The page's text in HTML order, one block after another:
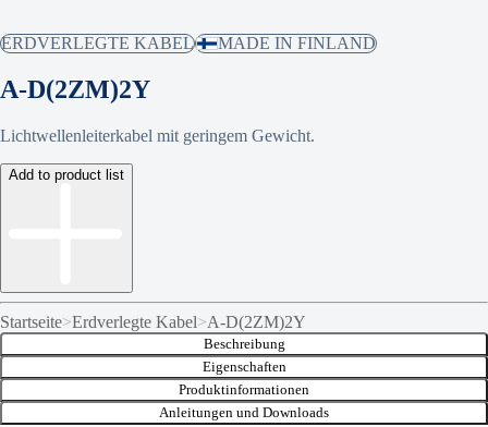
ERDVERLEGTE KABEL MADE IN FINLAND
A-D(2ZM)2Y
Lichtwellenleiterkabel mit geringem Gewicht.
Add to product list
Startseite>Erdverlegte Kabel>A-D(2ZM)2Y
Beschreibung
Eigenschaften
Produktinformationen
Anleitungen und Downloads